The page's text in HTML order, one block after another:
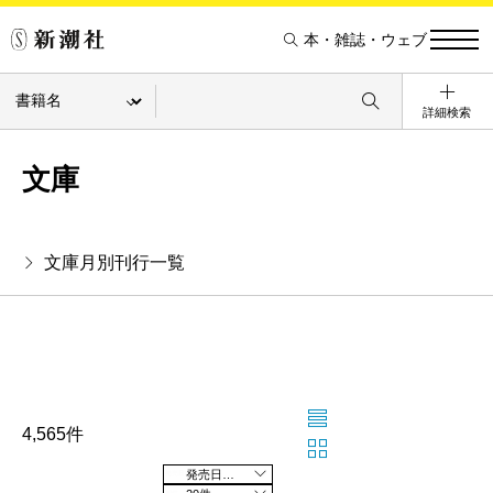
本・雑誌・ウェブ
詳細検索
文庫
文庫月別刊行一覧
4,565件